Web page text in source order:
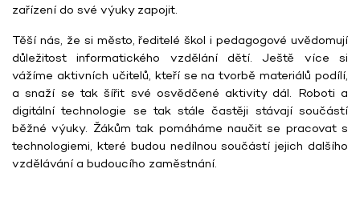
zařízení do své výuky zapojit.
Těší nás, že si město, ředitelé škol i pedagogové uvědomují
důležitost informatického vzdělání dětí. Ještě více si
vážíme aktivních učitelů, kteří se na tvorbě materiálů podílí,
a snaží se tak šířit své osvědčené aktivity dál. Roboti a
digitální technologie se tak stále častěji stávají součástí
běžné výuky. Žákům tak pomáháme naučit se pracovat s
technologiemi, které budou nedílnou součástí jejich dalšího
vzdělávání a budoucího zaměstnání.